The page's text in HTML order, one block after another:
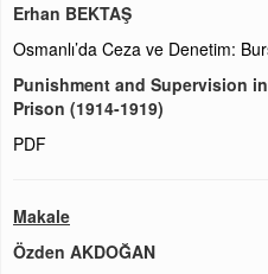
Erhan BEKTAŞ
Osmanlı’da Ceza ve Denetim:
Punishment and Supervision
Prison (1914-1919)
PDF
Makale
Özden AKDOĞAN